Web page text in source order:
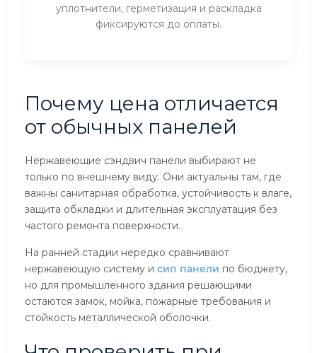
уплотнители, герметизация и раскладка
фиксируются до оплаты.
Почему цена отличается
от обычных панелей
Нержавеющие сэндвич панели выбирают не
только по внешнему виду. Они актуальны там, где
важны санитарная обработка, устойчивость к влаге,
защита обкладки и длительная эксплуатация без
частого ремонта поверхности.
На ранней стадии нередко сравнивают
нержавеющую систему и сип панели по бюджету,
но для промышленного здания решающими
остаются замок, мойка, пожарные требования и
стойкость металлической оболочки.